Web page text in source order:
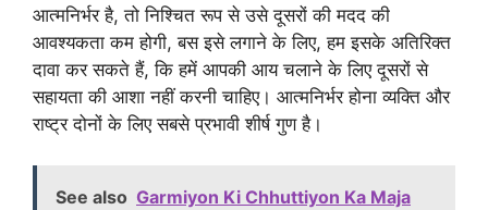
आत्मनिर्भर है, तो निश्चित रूप से उसे दूसरों की मदद की
आवश्यकता कम होगी, बस इसे लगाने के लिए, हम इसके अतिरिक्त
दावा कर सकते हैं, कि हमें आपकी आय चलाने के लिए दूसरों से
सहायता की आशा नहीं करनी चाहिए। आत्मनिर्भर होना व्यक्ति और
राष्ट्र दोनों के लिए सबसे प्रभावी शीर्ष गुण है।
See also Garmiyon Ki Chhuttiyon Ka Maja